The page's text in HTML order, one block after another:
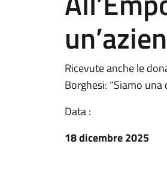
Ricevute anche le
Borghesi: “Siamo
Data :
18 dicembre 2025